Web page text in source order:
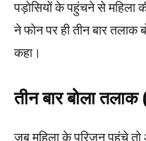
पड़ोसियों के पहुंचने से
ने फोन पर ही तीन बार
कहा।
तीन बार बोला
जब महिला के परिजन पहुंचे तो